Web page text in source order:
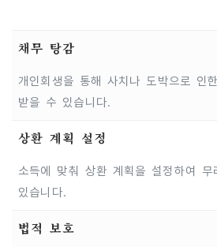
채무 탕감
개인회생을 통해 사치나 도박으로 인
받을 수 있습니다.
상환 계획 설정
소득에 맞춰 상환 계획을 설정하여
있습니다.
법적 보호